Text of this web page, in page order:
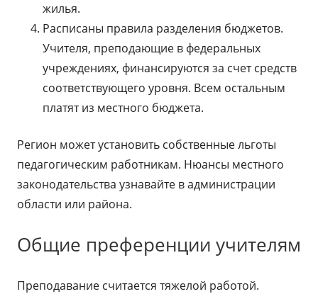
жилья.
Расписаны правила разделения бюджетов.
Учителя, преподающие в федеральных
учреждениях, финансируются за счет средств
соответствующего уровня. Всем остальным
платят из местного бюджета.
Регион может установить собственные льготы
педагогическим работникам. Нюансы местного
законодательства узнавайте в администрации
области или района.
Общие преференции учителям
Преподавание считается тяжелой работой.